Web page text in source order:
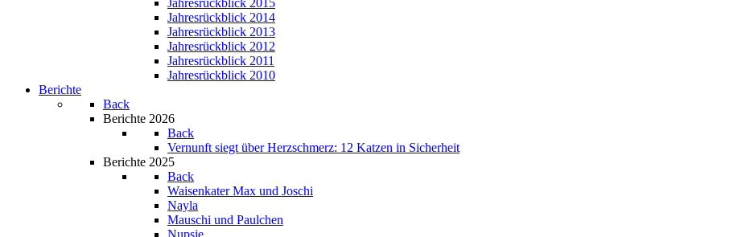
Jahresrückblick 2015
Jahresrückblick 2014
Jahresrückblick 2013
Jahresrückblick 2012
Jahresrückblick 2011
Jahresrückblick 2010
Berichte
Back
Berichte 2026
Back
Vernunft siegt über Herzschmerz: 12 Katzen in Sicherheit
Berichte 2025
Back
Waisenkater Max und Joschi
Nayla
Mauschi und Paulchen
Nupsie